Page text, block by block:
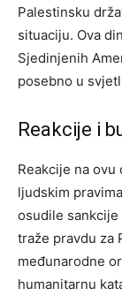
Palestinsku
situaciju. Ova
Sjedinjenih
posebno u
Reakcije i
Reakcije na
ljudskim
osudile sankcije
traže pravdu za
međunarodne
humanitarnu